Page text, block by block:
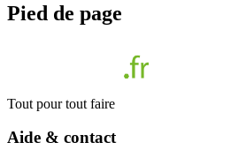
Pied de page
Tout pour tout faire
Aide & contact